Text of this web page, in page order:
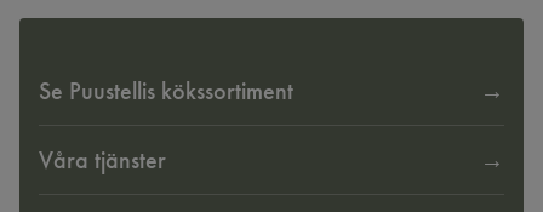
Se Puustellis kökssortiment
Våra tjänster